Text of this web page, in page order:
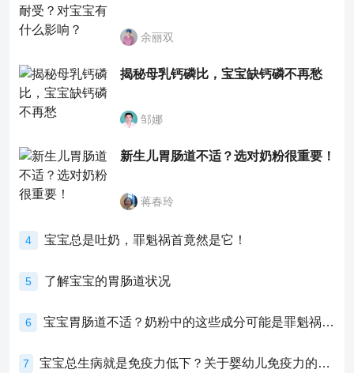
余丽双
揭秘母乳钙磷比，宝宝缺钙磷不再愁
邹娜
新生儿胃肠道不适？选对奶粉很重要！
蒋春玲
4 宝宝总是吐奶，罪魁祸首竟然是它！
5 了解宝宝的胃肠道状况
6 宝宝胃肠道不适？奶粉中的这些成分可能是罪魁祸首！
7 宝宝总生病就是免疫力低下？关于婴幼儿免疫力的真相，家长必须了解！